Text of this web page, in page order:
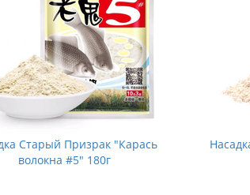
Старый Призрак "Карась
волокна #5" 180г